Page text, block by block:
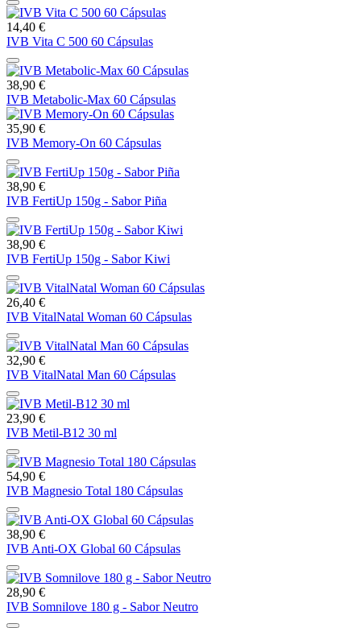
14,40 €
IVB Vita C 500 60 Cápsulas
38,90 €
IVB Metabolic-Max 60 Cápsulas
35,90 €
IVB Memory-On 60 Cápsulas
38,90 €
IVB FertiUp 150g - Sabor Piña
38,90 €
IVB FertiUp 150g - Sabor Kiwi
26,40 €
IVB VitalNatal Woman 60 Cápsulas
32,90 €
IVB VitalNatal Man 60 Cápsulas
23,90 €
IVB Metil-B12 30 ml
54,90 €
IVB Magnesio Total 180 Cápsulas
38,90 €
IVB Anti-OX Global 60 Cápsulas
28,90 €
IVB Somnilove 180 g - Sabor Neutro